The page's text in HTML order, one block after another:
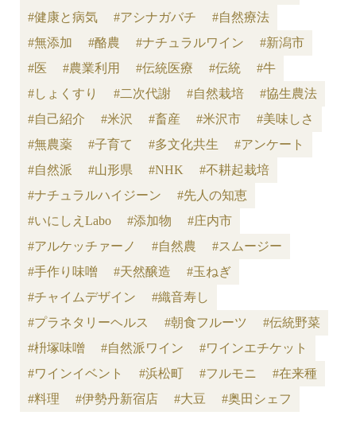
#健康と病気
#アシナガバチ
#自然療法
#無添加
#酪農 #ナチュラルワイン
#新潟市
#医
#農業利用 #伝統医療 #伝統
#牛
#しょくすり
#二次代謝 #自然栽培
#協生農法
#自己紹介
#米沢 #畜産 #米沢市
#美味しさ
#無農薬
#子育て #多文化共生
#アンケート
#自然派
#山形県 #NHK
#不耕起栽培
#ナチュラルハイジーン
#先人の知恵
#いにしえLabo
#添加物
#庄内市
#アルケッチァーノ
#自然農
#スムージー
#手作り味噌
#天然醸造
#玉ねぎ
#チャイムデザイン
#織音寿し
#プラネタリーヘルス
#朝食フルーツ
#伝統野菜
#枡塚味噌
#自然派ワイン
#ワインエチケット
#ワインイベント
#浜松町 #フルモニ
#在来種
#料理
#伊勢丹新宿店 #大豆 #奥田シェフ